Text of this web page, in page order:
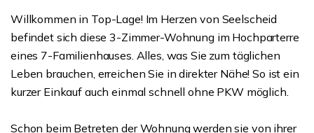
Willkommen in Top-Lage! Im Herzen von Seelscheid
befindet sich diese 3-Zimmer-Wohnung im Hochparterre
eines 7-Familienhauses. Alles, was Sie zum täglichen
Leben brauchen, erreichen Sie in direkter Nähe! So ist ein
kurzer Einkauf auch einmal schnell ohne PKW möglich.
Schon beim Betreten der Wohnung werden sie von ihrer